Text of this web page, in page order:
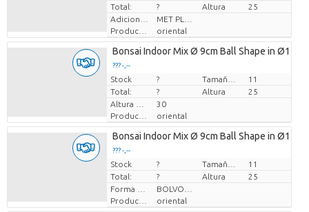
Total:
? Altura
25
Productor
oriental
Bonsai Indoor Mix Ø 9cm Ball Shape in
??? -,--
Precio por pieza
Stock ?
11
Total:
? Altura
25
30
Productor
oriental
Bonsai Indoor Mix Ø 9cm Ball Shape in
??? -,--
Precio por pieza
Stock ?
11
Total:
? Altura
25
Productor
oriental